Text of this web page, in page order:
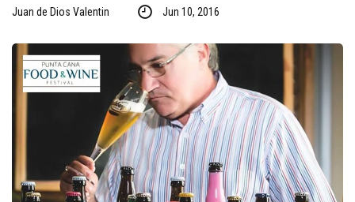
Juan de Dios Valentin Jun 10, 2016